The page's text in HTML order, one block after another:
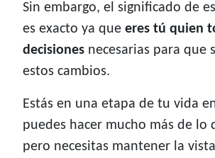
Sin embargo, el significado de
es exacto ya que eres tú quien
decisiones necesarias para que
estos cambios.
Estás en una etapa de tu vida
puedes hacer mucho más de lo
pero necesitas mantener la